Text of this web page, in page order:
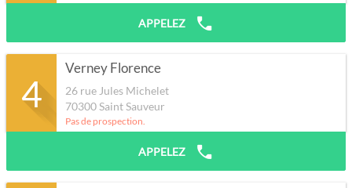
APPELEZ
4
Verney Florence
26 rue Jules Michelet
70300Saint Sauveur
Pas de prospection.
APPELEZ